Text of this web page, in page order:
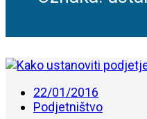
22/01/2016
Podjetništvo